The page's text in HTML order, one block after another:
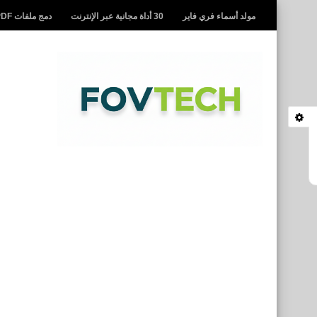
مولد أسماء فري فاير 30 أداة مجانية عبر الإنترنت دمج ملفات PDF